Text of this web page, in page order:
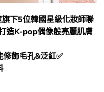
下5位韓國星級化妝師聯
造K-pop偶像般亮麗肌膚
修飾毛孔&泛紅✅​